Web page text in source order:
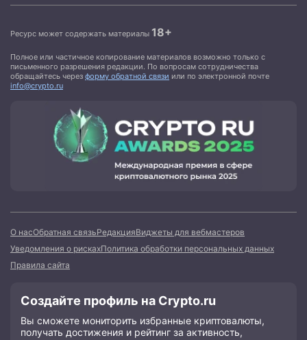
Ресурс может содержать материалы 18+
Полное или частичное копирование материалов возможно только с
письменного разрешения редакции. По вопросам сотрудничества
обращайтесь через форму обратной связи или по электронной почте
info@crypto.ru
О насОбратная связьРедакцияВиджеты для вебмастеров
Уведомления о рискахПолитика обработки персональных данных
Правила сайта
Создайте профиль на Crypto.ru
Вы сможете мониторить избранные криптовалюты,
получать достижения и рейтинг за активность,